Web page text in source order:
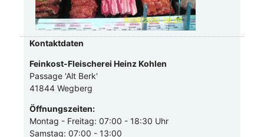
Kontaktdaten
Feinkost-Fleischerei Heinz Kohlen
Passage 'Alt Berk'
41844 Wegberg
Öffnungszeiten:
Montag - Freitag: 07:00 - 18:30 Uhr
Samstag: 07:00 - 13:00